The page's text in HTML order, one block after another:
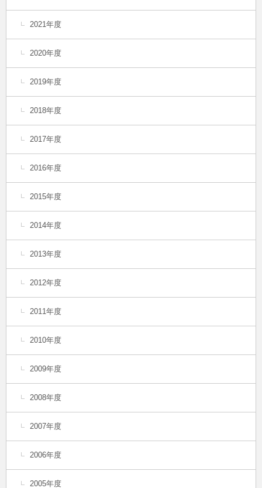
2021年度
2020年度
2019年度
2018年度
2017年度
2016年度
2015年度
2014年度
2013年度
2012年度
2011年度
2010年度
2009年度
2008年度
2007年度
2006年度
2005年度